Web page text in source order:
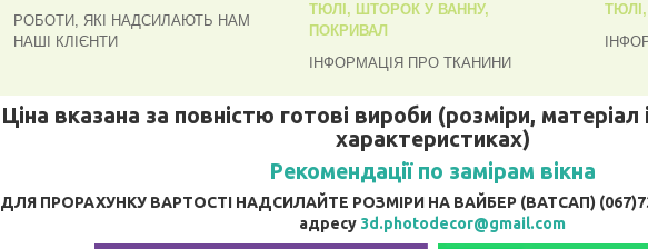
РОБОТИ, ЯКІ НАДСИЛАЮТЬ НАМ
НАШІ КЛІЄНТИ
ТЮЛІ, ШТОРОК У ВАННУ,
ПОКРИВАЛ
ІНФОРМАЦІЯ ПРО ТКАНИНИ
Ціна вказана за повністю готові вироби (розміри, матеріал
характеристиках)
Рекомендації по замірам вікна
ДЛЯ ПРОРАХУНКУ ВАРТОСТІ НАДСИЛАЙТЕ РОЗМІРИ НА ВАЙБЕР (ВАТСАП)
адресу 3d.photodecor@gmail.com